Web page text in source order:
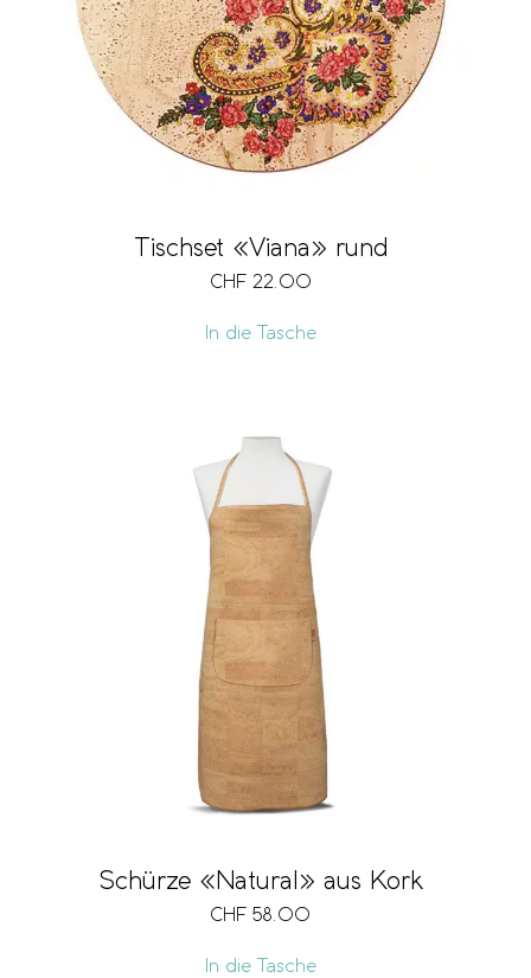
Tischset «Viana» rund
CHF 22.00
In die Tasche
Schürze «Natural» aus Kork
CHF 58.00
In die Tasche